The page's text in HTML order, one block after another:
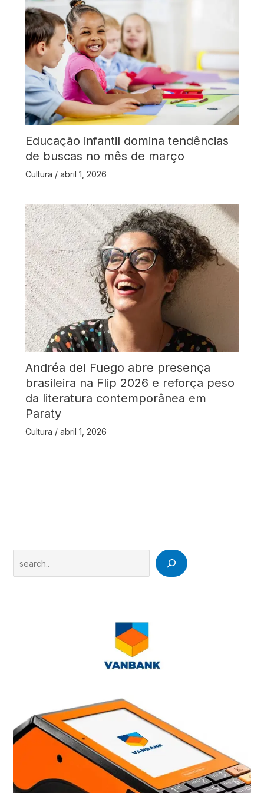
Educação infantil domina tendências
de buscas no mês de março
Cultura / abril 1, 2026
Andréa del Fuego abre presença
brasileira na Flip 2026 e reforça peso
da literatura contemporânea em
Paraty
Cultura / abril 1, 2026